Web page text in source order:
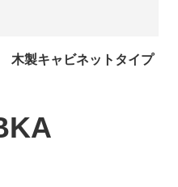
製キャビネットタイプ